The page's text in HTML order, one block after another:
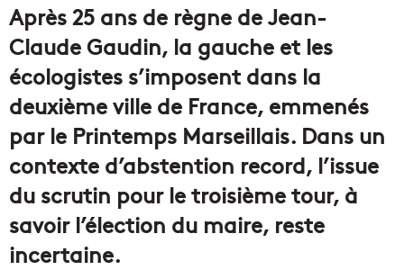
Après 25 ans de règne de Jean-
Claude Gaudin, la gauche et les
écologistes s’imposent dans la
deuxième ville de France, emmenés
par le Printemps Marseillais. Dans un
contexte d’abstention record, l’issue
du scrutin pour le troisième tour, à
savoir l’élection du maire, reste
incertaine.